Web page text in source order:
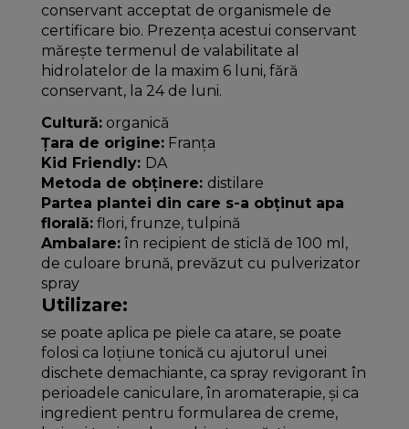
conservant acceptat de organismele de
certificare bio. Prezența acestui conservant
mărește termenul de valabilitate al
hidrolatelor de la maxim 6 luni, fără
conservant, la 24 de luni.
Cultură:organică
Țara de origine:Franța
Kid Friendly: DA
Metoda de obținere: distilare
Partea plantei din care s-a obținut apa
florală:flori, frunze, tulpină
Ambalare:în recipient de sticlă de 100 ml,
de culoare brună, prevăzut cu pulverizator
spray
Utilizare:
se poate aplica pe piele ca atare, se poate
folosi ca loțiune tonică cu ajutorul unei
dischete demachiante, ca spray revigorant în
perioadele caniculare, în aromaterapie, și ca
ingredient pentru formularea de creme,